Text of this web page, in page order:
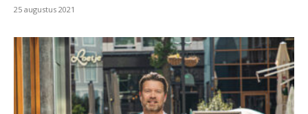
25 augustus 2021